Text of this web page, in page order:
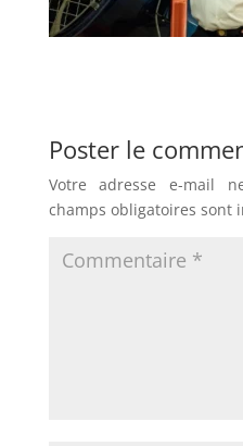
Poster le
Votre adresse e-mail
champs obligatoires sont